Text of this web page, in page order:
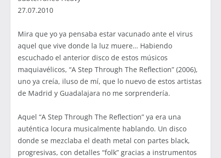
27.07.2010
Mira que yo ya pensaba estar vacunado ante el virus
aquel que vive donde la luz muere… Habiendo
escuchado el anterior disco de estos músicos
maquiavélicos, “A Step Through The Reflection” (2006),
uno ya creía, iluso de mí, que lo nuevo de estos artistas
de Madrid y Guadalajara no me sorprendería.
Aquel “A Step Through The Reflection” ya era una
auténtica locura musicalmente hablando. Un disco
donde se mezclaba el death metal con partes black,
progresivas, con detalles “folk” gracias a instrumentos